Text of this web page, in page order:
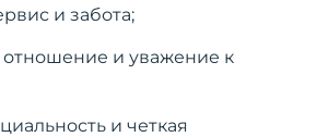
и забота;
и уважение к
и четкая